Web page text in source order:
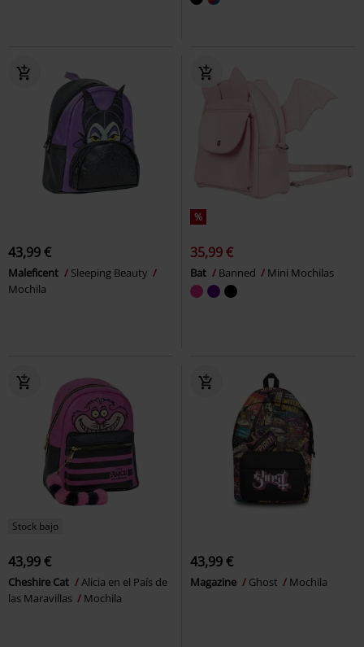
43,99 €
Maleficent
Sleeping Beauty
Mochila
%
35,99 €
Bat Banned Mini Mochilas
Stock bajo
43,99 €
Cheshire Cat
Alicia en el País de
las Maravillas
Mochila
43,99 €
Magazine Ghost Mochila